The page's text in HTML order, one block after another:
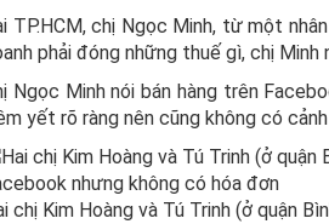
TP.HCM, chị Ngọc Minh, từ một
phải đóng những thuế gì, chị
Ngọc Minh nói bán hàng trên
yết rõ ràng nên cũng không có
chị Kim Hoàng và Tú Trinh (ở quận